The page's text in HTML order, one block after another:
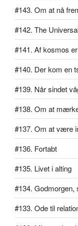
#143. Om at nå
#142. The
#141. Af kosmos
#140. Der kom en
#139. Når sindet
#138. Om at
#137. Om at være
#136. Fortabt
#135. Livet i alting
#134. Godmorgen,
#133. Ode til